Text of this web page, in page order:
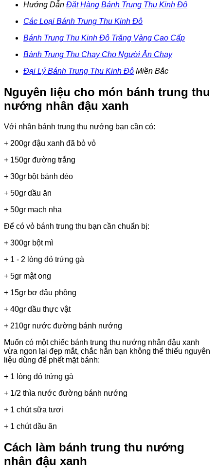
Hướng Dẫn Đặt Hàng Bánh Trung Thu Kinh Đô
Các Loại Bánh Trung Thu Kinh Đô
Bánh Trung Thu Kinh Đô Trăng Vàng Cao Cấp
Bánh Trung Thu Chay Cho Người Ăn Chay
Đại Lý Bánh Trung Thu Kinh Đô Miền Bắc
Nguyên liệu cho món bánh trung thu
nướng nhân đậu xanh
Với nhân bánh trung thu nướng bạn cần có:
+ 200gr đậu xanh đã bỏ vỏ
+ 150gr đường trắng
+ 30gr bột bánh dẻo
+ 50gr dầu ăn
+ 50gr mạch nha
Để có vỏ bánh trung thu bạn cần chuẩn bị:
+ 300gr bột mì
+ 1 - 2 lòng đỏ trứng gà
+ 5gr mật ong
+ 15gr bơ đậu phộng
+ 40gr dầu thực vật
+ 210gr nước đường bánh nướng
Muốn có một chiếc bánh trung thu nướng nhân đậu xanh
vừa ngon lại đẹp mắt, chắc hẳn bạn không thể thiếu nguyên
liệu dùng để phết mặt bánh:
+ 1 lòng đỏ trứng gà
+ 1/2 thìa nước đường bánh nướng
+ 1 chút sữa tươi
+ 1 chút dầu ăn
Cách làm bánh trung thu nướng
nhân đậu xanh